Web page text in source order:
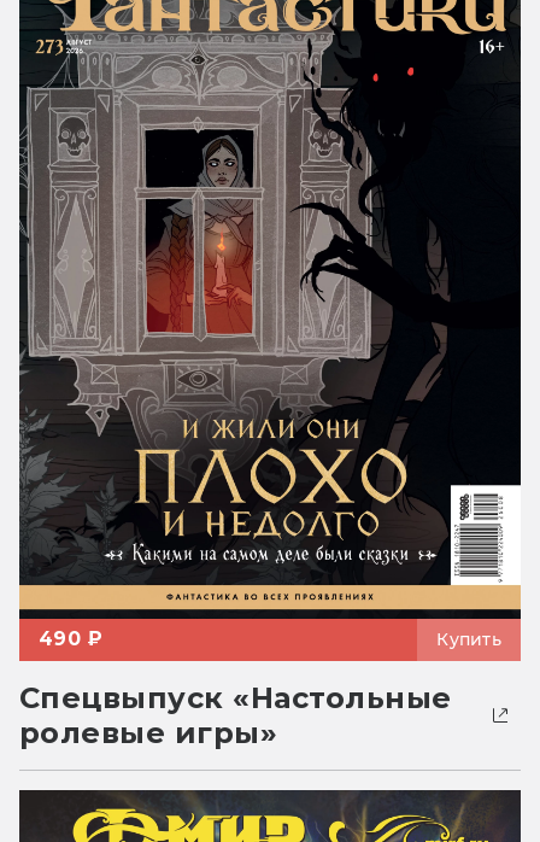
490 ₽ Купить
Спецвыпуск «Настольные
ролевые игры»